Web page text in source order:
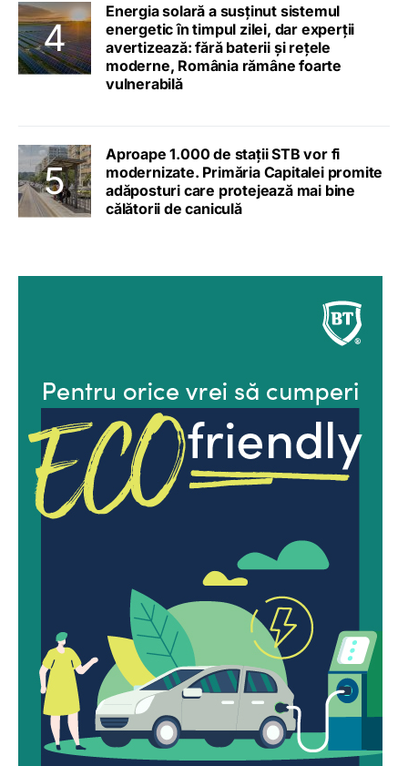
Energia solară a susținut sistemul
energetic în timpul zilei, dar experții
avertizează: fără baterii și rețele
moderne, România rămâne foarte
vulnerabilă
Aproape 1.000 de stații STB vor fi
modernizate. Primăria Capitalei promite
adăposturi care protejează mai bine
călătorii de caniculă